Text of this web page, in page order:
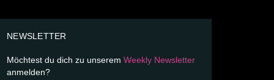
NEWSLETTER
Möchtest du dich zu unserem Weekly Newsletter
anmelden?